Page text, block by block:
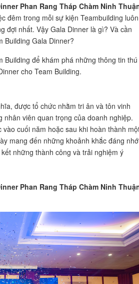
Phan Rang Tháp Chàm Ninh
đêm trong mỗi sự kiện Teambuilding luôn
đợi nhất. Vậy Gala Dinner là gì? Và cần
Building Gala Dinner?
Building để khám phá những thông tin thú
cho Team Building.
được tổ chức nhằm tri ân và tôn vinh
viên quan trọng của doanh nghiệp.
cuối năm hoặc sau khi hoàn thành
mang đến những khoảnh khắc đáng nhớ
những thành công và trải nghiệm ý
Phan Rang Tháp Chàm Ninh